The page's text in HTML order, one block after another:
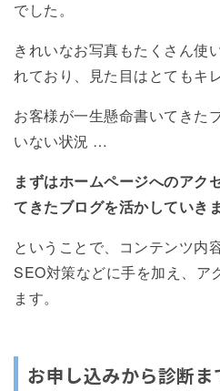
でした。
きれいなお写真もたくさん使
れており、見た目はとてもキ
お客様が一生懸命書いてきた
いない状況 …
まずはホームページへのアク
てきたブログを活かしていき
ということで、コンテンツ内
SEO対策などに手を加え、ア
ます。
お申し込みから診断